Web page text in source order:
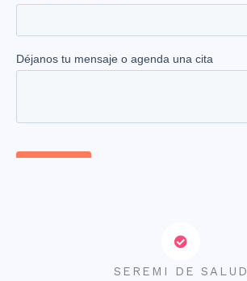
SEREMI DE SALUD